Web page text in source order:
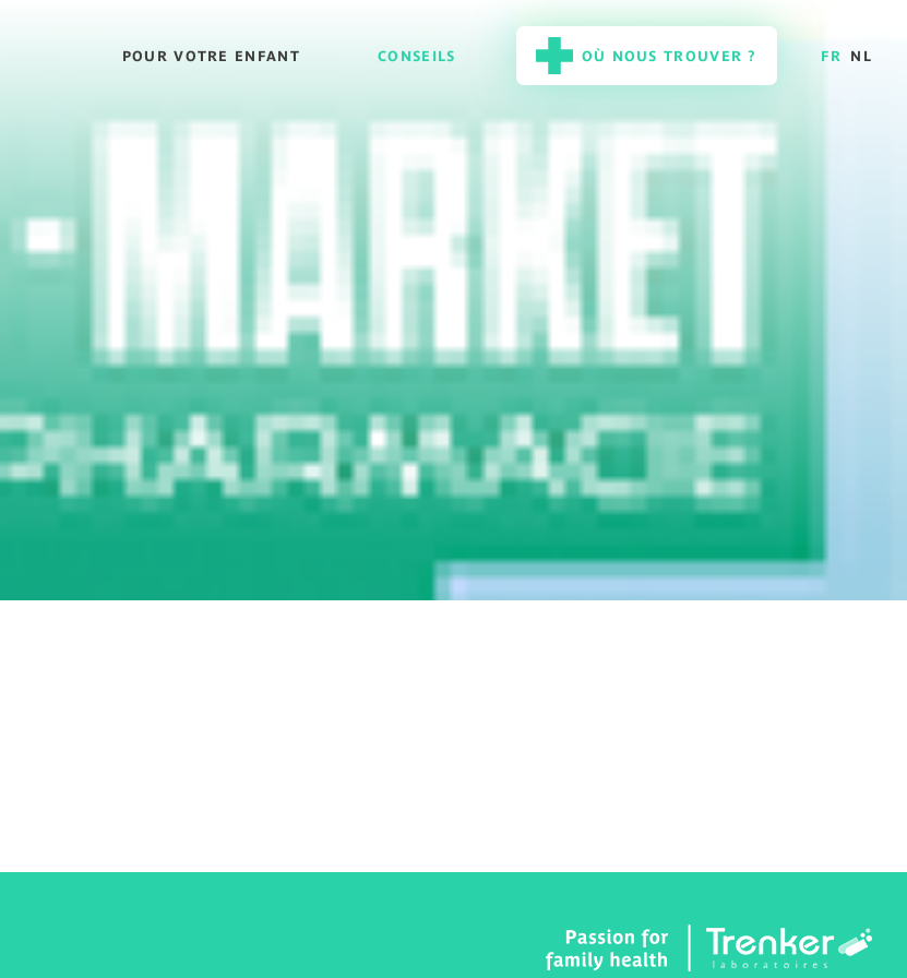
POUR VOTRE ENFANT CONSEILS OÙ NOUS TROUVER ? FR NL